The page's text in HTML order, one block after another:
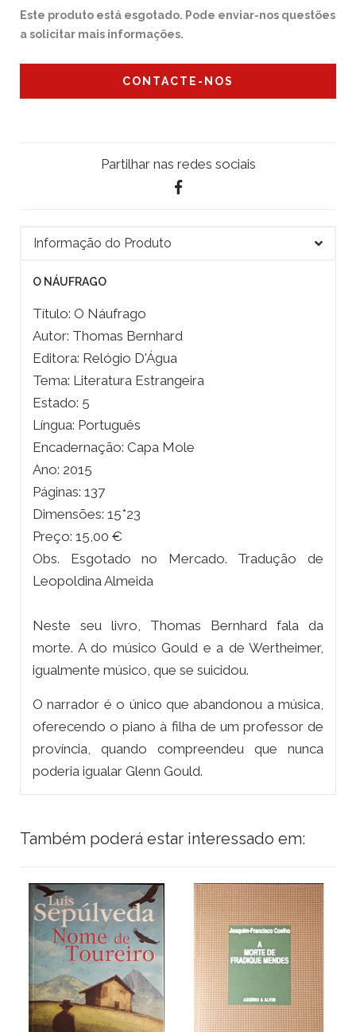
Este produto está esgotado. Pode enviar-nos questões
a solicitar mais informações.
CONTACTE-NOS
Partilhar nas redes sociais
Informação do Produto
O NÁUFRAGO
Título: O Náufrago
Autor: Thomas Bernhard
Editora: Relógio D'Água
Tema: Literatura Estrangeira
Estado: 5
Língua: Português
Encadernação: Capa Mole
Ano: 2015
Páginas: 137
Dimensões: 15*23
Preço: 15,00 €
Obs. Esgotado no Mercado. Tradução de
Leopoldina Almeida
Neste seu livro, Thomas Bernhard fala da
morte. A do músico Gould e a de Wertheimer,
igualmente músico, que se suicidou.
O narrador é o único que abandonou a música,
oferecendo o piano à filha de um professor de
província, quando compreendeu que nunca
poderia igualar Glenn Gould.
Também poderá estar interessado em: